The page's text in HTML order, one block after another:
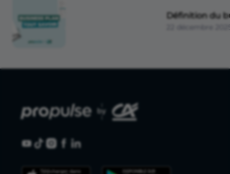
Définition du
22 décembre